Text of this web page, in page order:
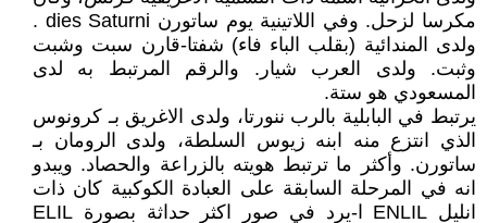
مكرسا لزحل. وفي اللاتينية يوم ساتورن dies Saturni .
ولدى المندائية (بقلب الباء فاء) شفتا-قارن سبت وشبت
وثبت. ولدى العرب شيار. والرقم المرتبط به لدى
المسعودي هو ستة.
يرتبط في البابلية بالرب ننورتا، ولدى الاغريق بـ كرونوس
الذي انتزع منه ابنه زيوس السلطة، ولدى الرومان بـ
ساتورن. وأكثر ما ترتبط هويته بالزراعة والحصاد. ويبدو
انه في المرحلة السابقة على العبادة الكوكبية كان ذات
انليل ENLIL ا-يرد في صور اكثر حداثة بصورة ELIL